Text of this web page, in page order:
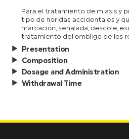
Para el tratamiento de miasis y
tipo de heridas accidentales y
marcación, señalada, descole,
tratamiento del ombligo de los
Presentation
Composition
Dosage and Administration
Withdrawal Time